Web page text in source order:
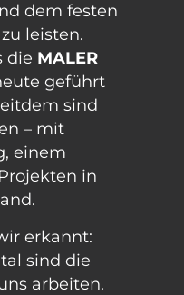
dem festen
leisten.
die MALER
geführt
sind
– mit
einem
in
erkannt:
sind die
arbeiten.